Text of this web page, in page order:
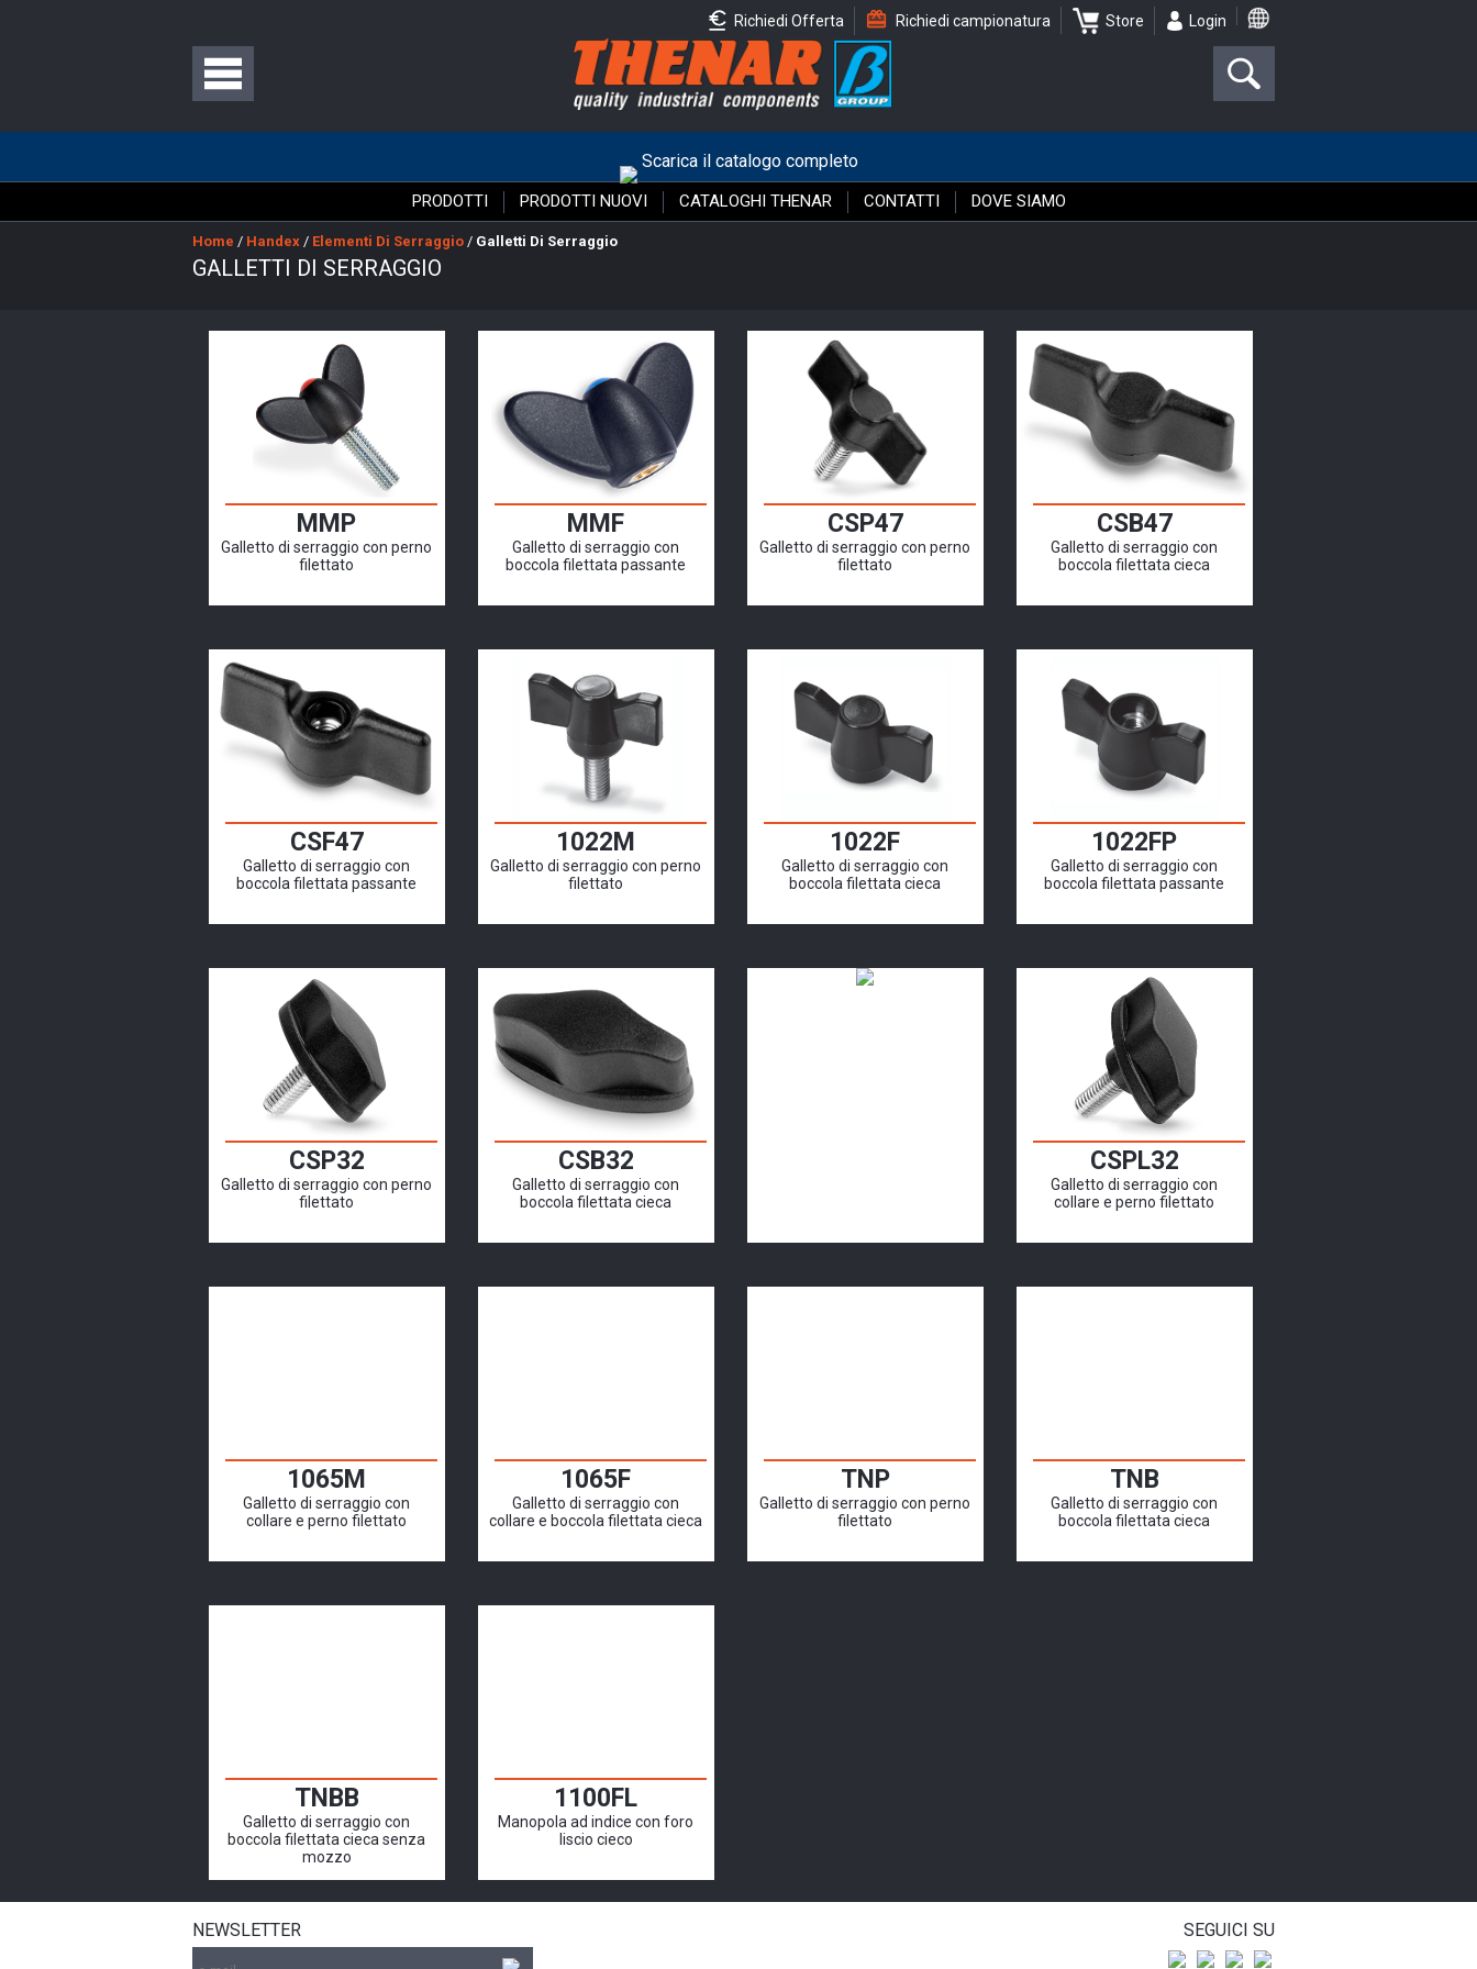
Login
Store
Richiedi campionatura
Richiedi Offerta
Scarica il catalogo completo
PRODOTTI PRODOTTI NUOVI CATALOGHI THENAR CONTATTI DOVE SIAMO
Home / Handex/ Elementi Di Serraggio/ Galletti Di Serraggio
GALLETTI DI SERRAGGIO
MMP
Galletto di serraggio con perno
filettato
MMF
Galletto di serraggio con
boccola filettata passante
CSP47
Galletto di serraggio con perno
filettato
CSB47
Galletto di serraggio con
boccola filettata cieca
CSF47
Galletto di serraggio con
boccola filettata passante
1022M
Galletto di serraggio con perno
filettato
1022F
Galletto di serraggio con
boccola filettata cieca
1022FP
Galletto di serraggio con
boccola filettata passante
CSP32
Galletto di serraggio con perno
filettato
CSB32
Galletto di serraggio con
boccola filettata cieca
CSPL32
Galletto di serraggio con
collare e perno filettato
1065M
Galletto di serraggio con
collare e perno filettato
1065F
Galletto di serraggio con
collare e boccola filettata cieca
TNP
Galletto di serraggio con perno
filettato
TNB
Galletto di serraggio con
boccola filettata cieca
TNBB
Galletto di serraggio con
boccola filettata cieca senza
mozzo
1100FL
Manopola ad indice con foro
liscio cieco
NEWSLETTER SEGUICI SU